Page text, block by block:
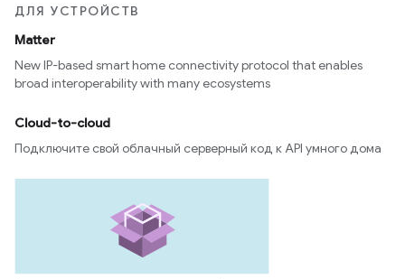
ДЛЯ УСТРОЙСТВ
Matter
New IP-based smart home connectivity protocol that enables
broad interoperability with many ecosystems
Cloud-to-cloud
Подключите свой облачный серверный код к API умного дома